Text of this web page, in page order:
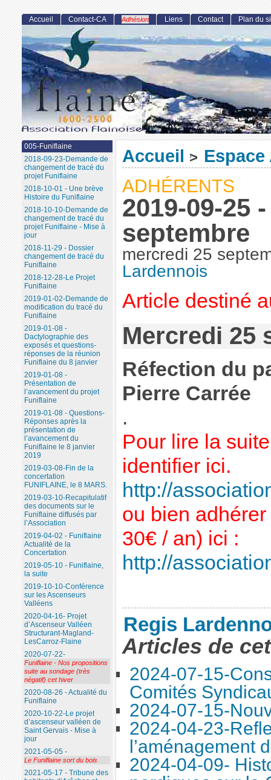
Accueil >
ADHÉRENTS
2019-09-25
septembre
mercredi 25
Lardennois
Article destiné
Mercredi 25
Réfection du
Pierre Carrée
.
Pour lire la
identifier ici.
http://
ou bien adhérer
30€ / an) ici :
http://
Regis
Articles de
2024-07-15-
Comités
2024-07-15-
2024-04-23-
l’aménagement
2024-04-09-
Accueil Contact-CA Adhésion Liens Contact Plan du
005-Funiflaine
2018-09-23-Demande de
changement de tracé du
projet Funiflaine
2018-10-01 - Une brève
Histoire du Funiflaine
2018-10-10-Demande de
changement de tracé du
projet Funiflaine - Mise à
jour
2018-11-29 - Dossier
changement de tracé du
Funiflaine
2018-12-28-Le Projet
Funiflaine
2019-01-02-Demande de
modification du tracé du
Funiflaine
2019-01-08 -
Dactylographie des
exposés et questions-
réponses de la réunion
Funiflaine du 8 janvier
2019-01-08 -
Présentation de
l’avancement du projet
Funiflaine
2019-01-08 - Questions-
Réponses après la
présentation de
l’avancement du
Funiflaine le 8 janvier
2019
2019-03-08-Fin de la
concertation
FUNIFLAINE, le 8 MARS.
2019-03-10-Recapitulatif
des documents sur le
Funiflaine diffusés par
l’Association
2019-04-02 - Funiflaine
Actualité de la
Concertation
2019-05-10 - Funiflaine,
la suite
2019-10-10-Conférence
sur les Ascenseurs
Valléens
2020-04-16- Projet
d’Ascenseur Valléen
Structurant-Magland-
LesCarroz-Flaine
2020-07-22-
Funiflaine - Nos propositions
suite au sondage (très
négatif) cet hiver
2020-08-26 - Actualité du
Funiflaine
2020-10-22-Le projet
d’ascenseur valléen de
Saint Gervais - Mise à
jour
2021-05-05 -
Le Funiflaine sort du bois
2021-05-17 - Tribune des